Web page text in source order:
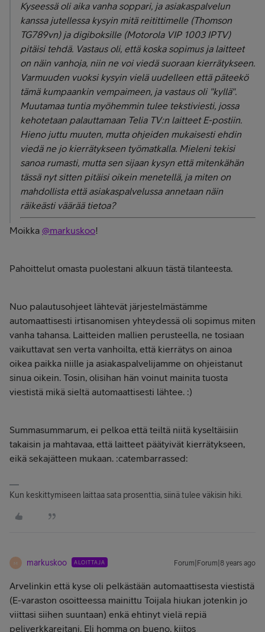
Kyseessä oli aika vanha soppari, ja asiakaspalvelun
kanssa jutellessa kysyin mitä reitittimelle (Thomson
TG789vn) ja digiboksille (Motorola VIP 1003 IPTV)
pitäisi tehdä. Vastaus oli, että koska sopimus ja laitteet
on näin vanhoja, niin ne voi viedä suoraan kierrätykseen.
Varmuuden vuoksi kysyin vielä uudelleen että päteekö
tämä kumpaankin vempaimeen, ja vastaus oli "kyllä".
Muutamaa tuntia myöhemmin tulee tekstiviesti, jossa
kehotetaan palauttamaan Telia TV:n laitteet E-postiin.
Hieno juttu muuten, mutta ohjeiden mukaisesti ehdin
viedä ne jo kierrätykseen työmatkalla. Mieleni tekisi
sanoa rumasti, mutta sen sijaan kysyn että mitenkähän
tässä nyt sitten pitäisi oikein menetellä, ja miten on
mahdollista että asiakaspalvelussa annetaan näin
räikeästi väärää tietoa?
Moikka @markuskoo!
Pahoittelut omasta puolestani alkuun tästä tilanteesta.
Nuo palautusohjeet lähtevät järjestelmästämme
automaattisesti irtisanomisen yhteydessä oli sopimus miten
vanha tahansa. Laitteiden mallien perusteella, ne tosiaan
vaikuttavat sen verta vanhoilta, että kierrätys on ainoa
oikea paikka niille ja asiakaspalvelijamme on ohjeistanut
sinua oikein. Tosin, olisihan hän voinut mainita tuosta
viestistä mikä sieltä automaattisesti lähtee. :)
Summasummarum, ei pelkoa että teiltä niitä kyseltäisiin
takaisin ja mahtavaa, että laitteet päätyivät kierrätykseen,
eikä sekajätteen mukaan. :catembarrassed:
Kun keskittymiseen laittaa sata prosenttia, siinä tulee väkisin hiki.
M markuskoo ALOITTAJA Forum|Forum|8 years ago
Arvelinkin että kyse oli pelkästään automaattisesta viestistä
(E-varaston osoitteessa mainittu Toijala hiukan jotenkin jo
viittasi siihen suuntaan) enkä ehtinyt vielä repiä
peliverkkareitani. Eli homma on bueno, kiitos